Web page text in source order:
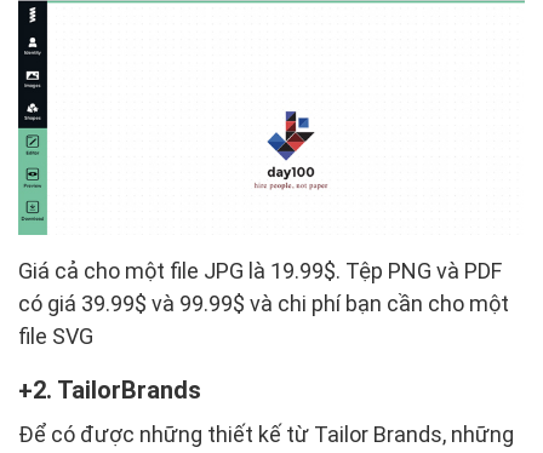
Giá cả cho một file JPG là 19.99$. Tệp PNG và PDF
có giá 39.99$ và 99.99$ và chi phí bạn cần cho một
file SVG
2. TailorBrands
Để có được những thiết kế từ Tailor Brands, những